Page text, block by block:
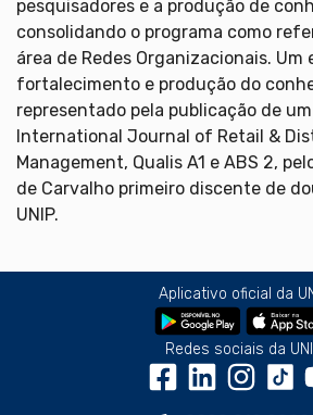
pesquisadores e a produção de
consolidando o programa como
área de Redes Organizacionais. Um
fortalecimento e produção do
representado pela publicação de
International Journal of Retail &
Management, Qualis A1 e ABS 2,
de Carvalho primeiro discente de
UNIP.
Aplicativo oficial da
Redes sociais da